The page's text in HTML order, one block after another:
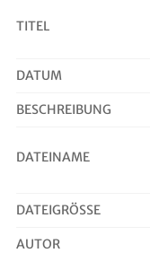
TITEL
DATUM
BESCHREIBUNG
DATEINAME
DATEIGRÖSSE
AUTOR